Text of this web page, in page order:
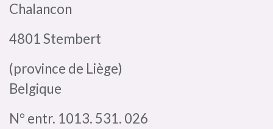
Chalancon
4801 Stembert
(province de Liège)
Belgique
N° entr. 1013. 531. 026